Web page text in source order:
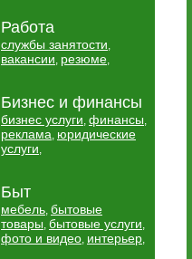
Работа
службы занятости,
вакансии, резюме,
Бизнес и финансы
бизнес услуги, финансы,
реклама, юридические
услуги,
Быт
мебель, бытовые
товары, бытовые услуги,
фото и видео, интерьер,